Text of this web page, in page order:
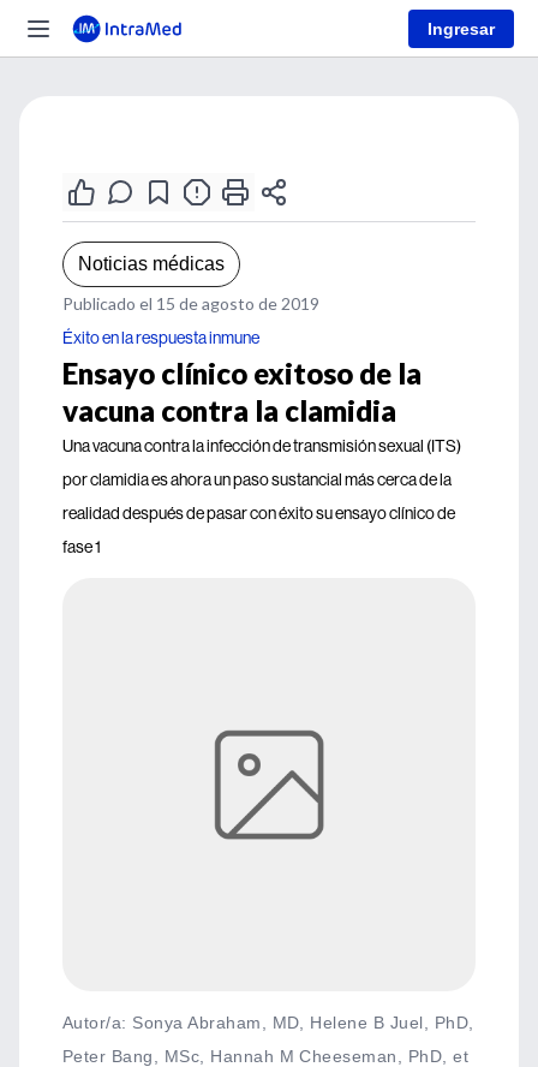
Ingresar
Noticias médicas
Publicado el 15 de agosto de 2019
Éxito en la respuesta inmune
Ensayo clínico exitoso de la
vacuna contra la clamidia
Una vacuna contra la infección de transmisión sexual (ITS)
por clamidia es ahora un paso sustancial más cerca de la
realidad después de pasar con éxito su ensayo clínico de
fase 1
Autor/a: Sonya Abraham, MD, Helene B Juel, PhD,
Peter Bang, MSc, Hannah M Cheeseman, PhD, et